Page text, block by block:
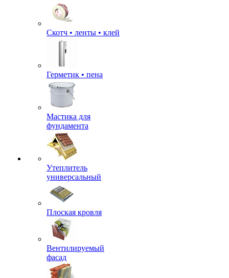
Скотч • ленты • клей
Герметик • пена
Мастика для
фундамента
Утеплитель
универсальный
Плоская кровля
Вентилируемый
фасад